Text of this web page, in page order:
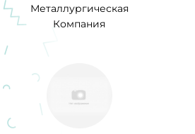
Металлургическая
Компания